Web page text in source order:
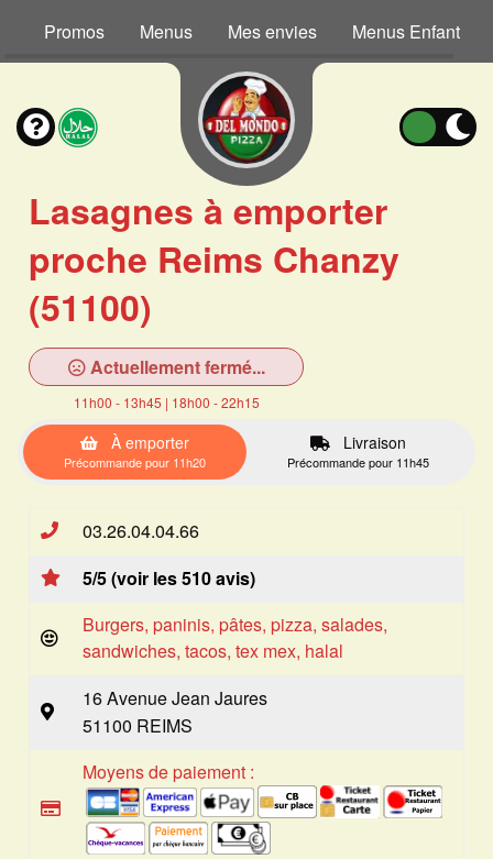
Promos Menus Mes envies Menus Enfant
Lasagnes à emporter
proche Reims Chanzy
(51100)
Actuellement fermé...
11h00 - 13h45 | 18h00 - 22h15
À emporter
Précommande pour 11h20
Livraison
Précommande pour 11h45
03.26.04.04.66
5/5 (voir les 510 avis)
Burgers, paninis, pâtes, pizza, salades,
sandwiches, tacos, tex mex, halal
16 Avenue Jean Jaures
51100 REIMS
Moyens de paiement :